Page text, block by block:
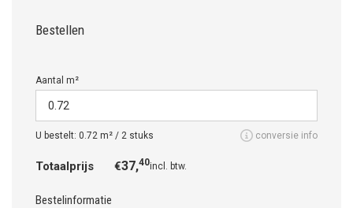
Bestellen
Aantal m²
U bestelt: 0.72 m² / 2 stuks conversie info
Totaalprijs €37,40incl. btw.
Bestelinformatie